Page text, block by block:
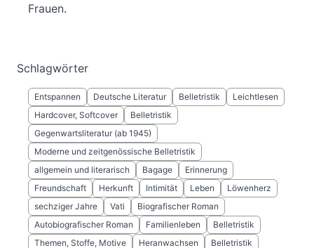
Frauen.
Schlagwörter
Entspannen Deutsche Literatur Belletristik
Leichtlesen
Hardcover, Softcover
Belletristik
Gegenwartsliteratur (ab 1945)
Moderne und zeitgenössische Belletristik
allgemein und literarisch
Bagage
Erinnerung
Freundschaft
Herkunft Intimität Leben
Löwenherz
sechziger Jahre
Vati
Biografischer Roman
Autobiografischer Roman
Familienleben
Belletristik
Themen, Stoffe, Motive
Heranwachsen Belletristik